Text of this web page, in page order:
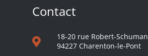
Contact
18-20 rue Robert-Schuman
94227 Charenton-le-Pont